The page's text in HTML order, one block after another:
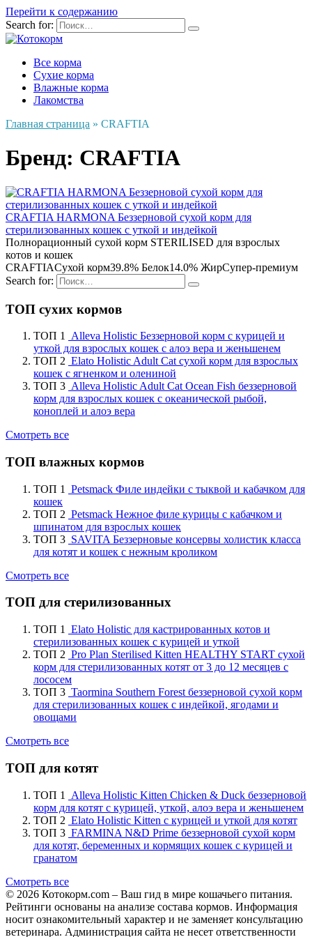
Перейти к содержанию
Search for:
Все корма
Сухие корма
Влажные корма
Лакомства
Главная страница » CRAFTIA
Бренд: CRAFTIA
CRAFTIA HARMONA Беззерновой сухой корм для
стерилизованных кошек с уткой и индейкой
Полнорационный сухой корм STERILISED для взрослых
котов и кошек
CRAFTIAСухой корм39.8% Белок14.0% ЖирСупер-премиум
Search for:
ТОП сухих кормов
ТОП 1
Alleva Holistic Беззерновой корм с курицей и
уткой для взрослых кошек с алоэ вера и женьшенем
ТОП 2 Elato Holistic Adult Cat сухой корм для взрослых
кошек с ягненком и олениной
ТОП 3 Alleva Holistic Adult Cat Ocean Fish беззерновой
корм для взрослых кошек с океанической рыбой,
коноплей и алоэ вера
Смотреть все
ТОП влажных кормов
ТОП 1
Petsmack Филе индейки с тыквой и кабачком для
кошек
ТОП 2 Petsmack Нежное филе курицы с кабачком и
шпинатом для взрослых кошек
ТОП 3 SAVITA Беззерновые консервы холистик класса
для котят и кошек с нежным кроликом
Смотреть все
ТОП для стерилизованных
ТОП 1
Elato Holistic для кастрированных котов и
стерилизованных кошек с курицей и уткой
ТОП 2 Pro Plan Sterilised Kitten HEALTHY START сухой
корм для стерилизованных котят от 3 до 12 месяцев с
лососем
ТОП 3 Taormina Southern Forest беззерновой сухой корм
для стерилизованных кошек с индейкой, ягодами и
овощами
Смотреть все
ТОП для котят
ТОП 1
Alleva Holistic Kitten Chicken & Duck беззерновой
корм для котят с курицей, уткой, алоэ вера и женьшенем
ТОП 2 Elato Holistic Kitten с курицей и уткой для котят
ТОП 3 FARMINA N&D Prime беззерновой сухой корм
для котят, беременных и кормящих кошек с курицей и
гранатом
Смотреть все
© 2026 Котокорм.com – Ваш гид в мире кошачьего питания.
Рейтинги основаны на анализе состава кормов. Информация
носит ознакомительный характер и не заменяет консультацию
ветеринара. Администрация сайта не несет ответственности